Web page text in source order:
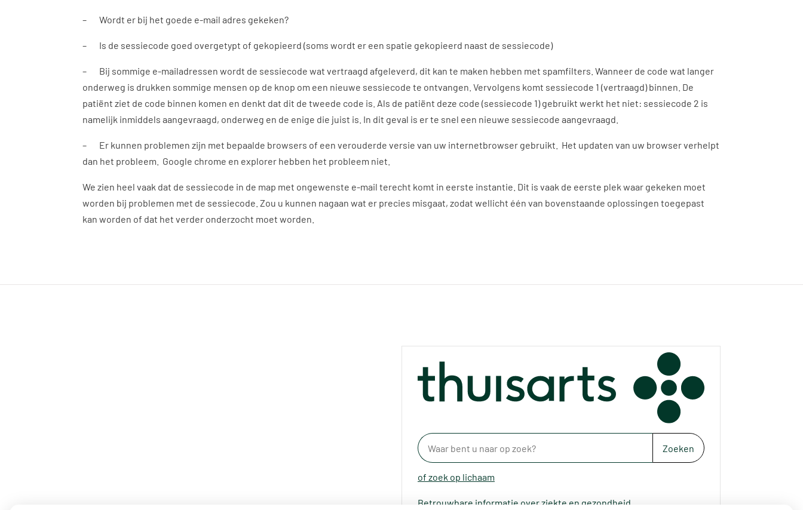
– Wordt er bij het goede e-mail adres gekeken?
– Is de sessiecode goed overgetypt of gekopieerd (soms wordt er een spatie gekopieerd naast de sessiecode)
– Bij sommige e-mailadressen wordt de sessiecode wat vertraagd afgeleverd, dit kan te maken hebben met spamfilters. Wanneer de code wat langer
onderweg is drukken sommige mensen op de knop om een nieuwe sessiecode te ontvangen. Vervolgens komt sessiecode 1 (vertraagd) binnen. De
patiënt ziet de code binnen komen en denkt dat dit de tweede code is. Als de patiënt deze code (sessiecode 1) gebruikt werkt het niet: sessiecode 2 is
namelijk inmiddels aangevraagd, onderweg en de enige die juist is. In dit geval is er te snel een nieuwe sessiecode aangevraagd.
– Er kunnen problemen zijn met bepaalde browsers of een verouderde versie van uw internetbrowser gebruikt. Het updaten van uw browser verhelpt
dan het probleem. Google chrome en explorer hebben het probleem niet.
We zien heel vaak dat de sessiecode in de map met ongewenste e-mail terecht komt in eerste instantie. Dit is vaak de eerste plek waar gekeken moet
worden bij problemen met de sessiecode. Zou u kunnen nagaan wat er precies misgaat, zodat wellicht één van bovenstaande oplossingen toegepast
kan worden of dat het verder onderzocht moet worden.
Zoeken
of zoek op lichaam
Betrouwbare informatie over ziekte en gezondheid